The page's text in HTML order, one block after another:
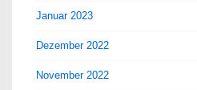
Januar 2023
Dezember 2022
November 2022